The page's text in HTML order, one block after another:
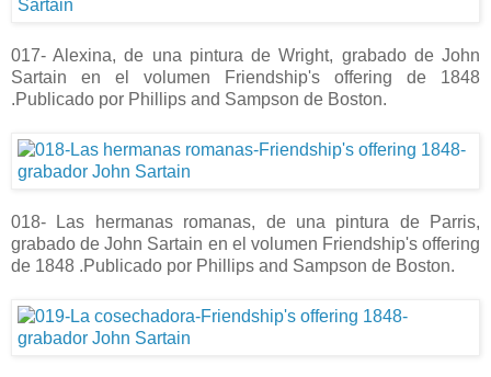
017- Alexina, de una pintura de Wright, grabado de John
Sartain en el volumen Friendship's offering de 1848
.Publicado por Phillips and Sampson de Boston.
018- Las hermanas romanas, de una pintura de Parris,
grabado de John Sartain en el volumen Friendship's offering
de 1848 .Publicado por Phillips and Sampson de Boston.